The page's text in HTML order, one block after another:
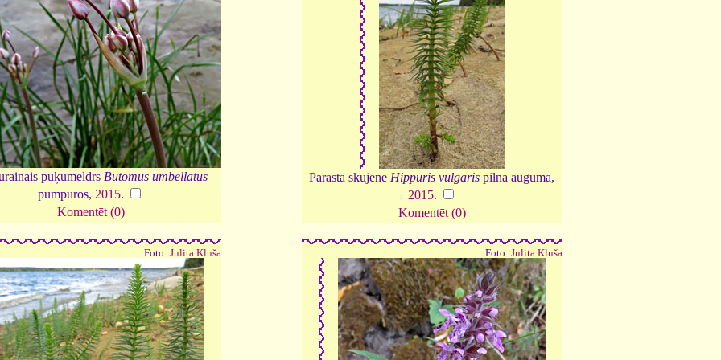
puķumeldrs Butomus umbellatus
pumpuros, 2015.
Komentēt (0)
Parastā skujene Hippuris vulgaris pilnā augumā,
2015.
Komentēt (0)
Foto: Julita Kluša Foto: Julita Kluša